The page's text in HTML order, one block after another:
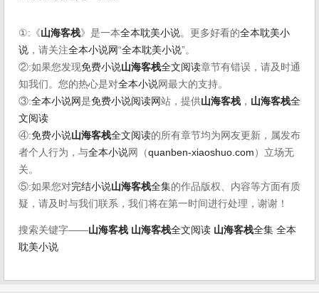
①:《山海客栈》是一本全本耽美小说。更多好看的全本耽美小
说 ，请关注全本小说网“全本耽美小说”。
②:如果您发现免费小说山海客栈全文阅读章节有错误，请及时通
知我们。您的热心是对全本小说网最大的支持。
③:全本小说网是免费小说阅读网站，提供山海客栈 ， 山海客栈全
文阅读
④:免费小说山海客栈全文阅读的所有章节均为网友更新，属发布
者个人行为，与全本小说网（quanben-xiaoshuo.com ）立场无
关。
⑤:如果您对完结小说山海客栈全集的作品版权、内容等方面有质
疑，请及时与我们联系，我们将在第一时间进行处理，谢谢！
搜索关键字——山海客栈 山海客栈全文阅读 山海客栈全集 全本
耽美小说